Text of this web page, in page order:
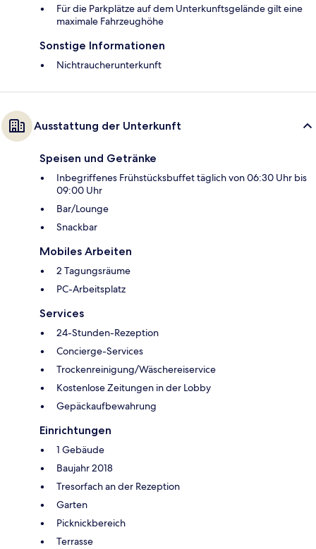
Für die Parkplätze auf dem Unterkunftsgelände gilt eine
maximale Fahrzeughöhe
Sonstige Informationen
Nichtraucherunterkunft
Ausstattung der Unterkunft
Speisen und Getränke
Inbegriffenes Frühstücksbuffet täglich von 06:30 Uhr bis
09:00 Uhr
Bar/Lounge
Snackbar
Mobiles Arbeiten
2 Tagungsräume
PC-Arbeitsplatz
Services
24-Stunden-Rezeption
Concierge-Services
Trockenreinigung/Wäschereiservice
Kostenlose Zeitungen in der Lobby
Gepäckaufbewahrung
Einrichtungen
1 Gebäude
Baujahr 2018
Tresorfach an der Rezeption
Garten
Picknickbereich
Terrasse